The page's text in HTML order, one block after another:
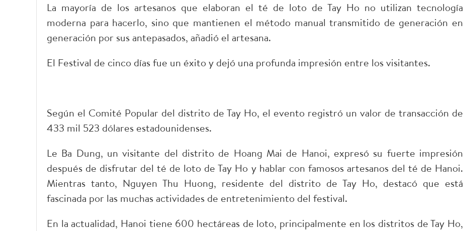
La mayoría de los artesanos que elaboran el té de loto de Tay Ho no utilizan tecnología
moderna para hacerlo, sino que mantienen el método manual transmitido de generación en
generación por sus antepasados, añadió el artesana.
El Festival de cinco días fue un éxito y dejó una profunda impresión entre los visitantes.
Según el Comité Popular del distrito de Tay Ho, el evento registró un valor de transacción de
433 mil 523 dólares estadounidenses.
Le Ba Dung, un visitante del distrito de Hoang Mai de Hanoi, expresó su fuerte impresión
después de disfrutar del té de loto de Tay Ho y hablar con famosos artesanos del té de Hanoi.
Mientras tanto, Nguyen Thu Huong, residente del distrito de Tay Ho, destacó que está
fascinada por las muchas actividades de entretenimiento del festival.
En la actualidad, Hanoi tiene 600 hectáreas de loto, principalmente en los distritos de Tay Ho,